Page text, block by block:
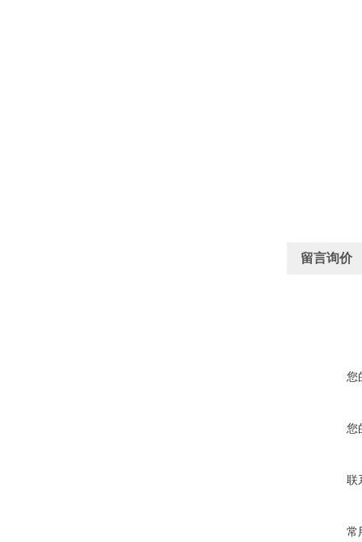
留言询价
您
您
联
常